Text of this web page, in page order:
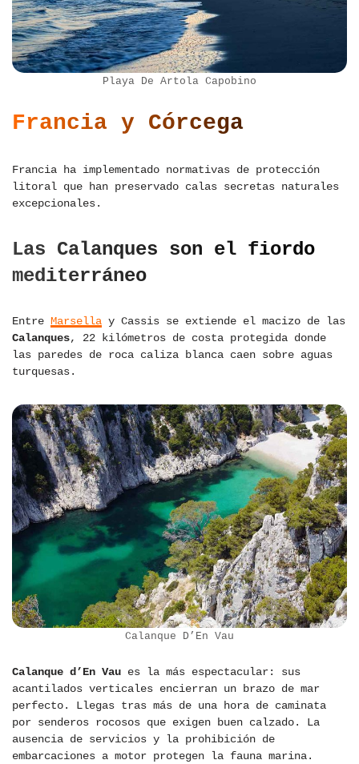
Playa De Artola Capobino
Francia y Córcega
Francia ha implementado normativas de protección
litoral que han preservado calas secretas naturales
excepcionales.
Las Calanques son el fiordo
mediterráneo
Entre Marsella y Cassis se extiende el macizo de las
Calanques, 22 kilómetros de costa protegida donde
las paredes de roca caliza blanca caen sobre aguas
turquesas.
Calanque D’En Vau
Calanque d’En Vau es la más espectacular: sus
acantilados verticales encierran un brazo de mar
perfecto. Llegas tras más de una hora de caminata
por senderos rocosos que exigen buen calzado. La
ausencia de servicios y la prohibición de
embarcaciones a motor protegen la fauna marina.